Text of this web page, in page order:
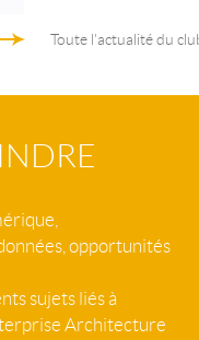
Toute l'actualité du
opportunités
sujets liés à
Architecture